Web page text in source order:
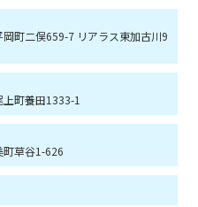
町二俣659-7 リアラス東加古川9
町養田1333-1
町草谷1-626